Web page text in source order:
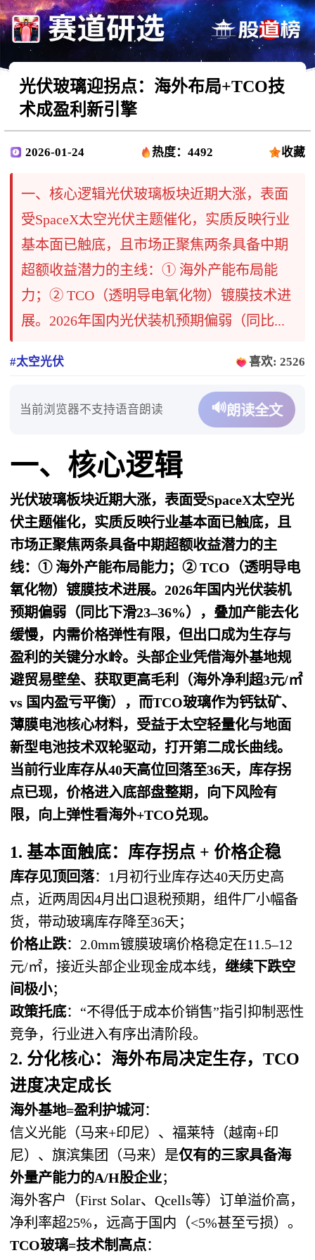
光伏玻璃迎拐点：海外布局+TCO技
术成盈利新引擎
2026-01-24 热度：4492 收藏
一、核心逻辑光伏玻璃板块近期大涨，表面
受SpaceX太空光伏主题催化，实质反映行业
基本面已触底，且市场正聚焦两条具备中期
超额收益潜力的主线：① 海外产能布局能
力；② TCO（透明导电氧化物）镀膜技术进
展。2026年国内光伏装机预期偏弱（同比...
#太空光伏 喜欢: 2526
当前浏览器不支持语音朗读 🔊朗读全文
一、核心逻辑
光伏玻璃板块近期大涨，表面受SpaceX太空光
伏主题催化，实质反映行业基本面已触底，且
市场正聚焦两条具备中期超额收益潜力的主
线：① 海外产能布局能力；② TCO（透明导电
氧化物）镀膜技术进展。2026年国内光伏装机
预期偏弱（同比下滑23–36%），叠加产能去化
缓慢，内需价格弹性有限，但出口成为生存与
盈利的关键分水岭。头部企业凭借海外基地规
避贸易壁垒、获取更高毛利（海外净利超3元/㎡
vs 国内盈亏平衡），而TCO玻璃作为钙钛矿、
薄膜电池核心材料，受益于太空轻量化与地面
新型电池技术双轮驱动，打开第二成长曲线。
当前行业库存从40天高位回落至36天，库存拐
点已现，价格进入底部盘整期，向下风险有
限，向上弹性看海外+TCO兑现。
1. 基本面触底：库存拐点 + 价格企稳
库存见顶回落：1月初行业库存达40天历史高
点，近两周因4月出口退税预期，组件厂小幅备
货，带动玻璃库存降至36天；
价格止跌：2.0mm镀膜玻璃价格稳定在11.5–12
元/㎡，接近头部企业现金成本线，继续下跌空
间极小；
政策托底：“不得低于成本价销售”指引抑制恶性
竞争，行业进入有序出清阶段。
2. 分化核心：海外布局决定生存，TCO
进度决定成长
海外基地=盈利护城河：
信义光能（马来+印尼）、福莱特（越南+印
尼）、旗滨集团（马来）是仅有的三家具备海
外量产能力的A/H股企业；
海外客户（First Solar、Qcells等）订单溢价高，
净利率超25%，远高于国内（<5%甚至亏损）。
TCO玻璃=技术制高点：